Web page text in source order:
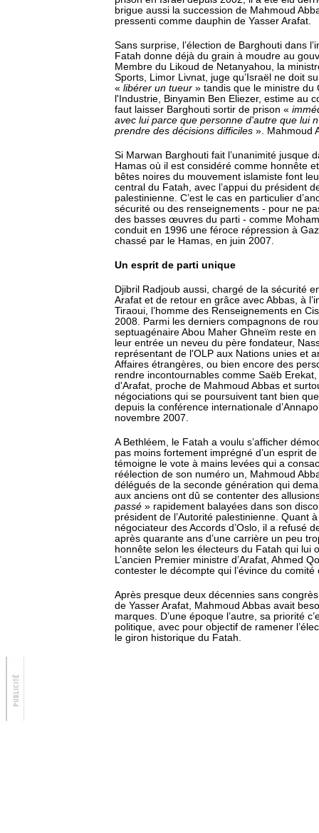
brigue aussi la succession de Mahmoud
pressenti comme dauphin de Yasser Arafat.
Sans surprise, l’élection de Barghouti dans
Fatah donne déjà du grain à moudre au
Membre du Likoud de Netanyahou, la
Sports, Limor Livnat, juge qu’Israël ne doit
« libérer un tueur » tandis que le ministre du
l'Industrie, Binyamin Ben Eliezer, estime au
faut laisser Barghouti sortir de prison «
avec lui parce que personne d'autre que lui
prendre des décisions difficiles ». Mahmoud
Si Marwan Barghouti fait l’unanimité jusque
Hamas où il est considéré comme honnête
bêtes noires du mouvement islamiste font
central du Fatah, avec l’appui du président
palestinienne. C’est le cas en particulier
sécurité ou des renseignements - pour ne
des basses œuvres du parti - comme
conduit en 1996 une féroce répression à
chassé par le Hamas, en juin 2007.
Un esprit de parti unique
Djibril Radjoub aussi, chargé de la sécurité
Arafat et de retour en grâce avec Abbas, à
Tiraoui, l’homme des Renseignements en
2008. Parmi les derniers compagnons de
septuagénaire Abou Maher Ghneïm reste
leur entrée un neveu du père fondateur,
représentant de l'OLP aux Nations unies et
Affaires étrangères, ou bien encore des
rendre incontournables comme Saëb
d'Arafat, proche de Mahmoud Abbas et
négociations qui se poursuivent tant bien
depuis la conférence internationale
novembre 2007.
A Bethléem, le Fatah a voulu s’afficher
pas moins fortement imprégné d’un esprit
témoigne le vote à mains levées qui a
réélection de son numéro un, Mahmoud
délégués de la seconde génération qui
aux anciens ont dû se contenter des
passé » rapidement balayées dans son
président de l’Autorité palestinienne. Quant
négociateur des Accords d’Oslo, il a refusé
après quarante ans d’une carrière un peu
honnête selon les électeurs du Fatah qui lui
L’ancien Premier ministre d’Arafat, Ahmed
contester le décompte qui l’évince du comité
Après presque deux décennies sans
de Yasser Arafat, Mahmoud Abbas avait
marques. D’une époque l’autre, sa priorité
politique, avec pour objectif de ramener
le giron historique du Fatah.